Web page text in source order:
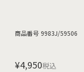
商品番号 9983J/59506
¥4,950税込